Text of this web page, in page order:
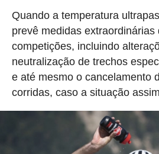
Quando a temperatura
prevê medidas extraordinárias
competições, incluindo
neutralização de trechos
e até mesmo o cancelamento
corridas, caso a situação